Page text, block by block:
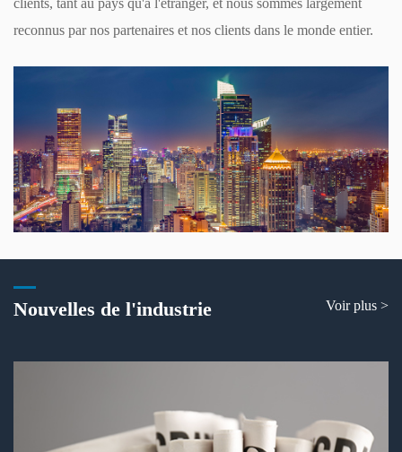
clients, tant au pays qu'à l'étranger, et nous sommes largement
reconnus par nos partenaires et nos clients dans le monde entier.
Nouvelles de l'industrie Voir plus >